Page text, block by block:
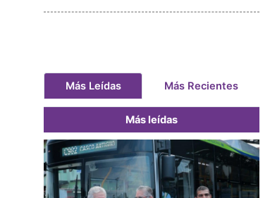
Más Leídas Más Recientes
Más leídas